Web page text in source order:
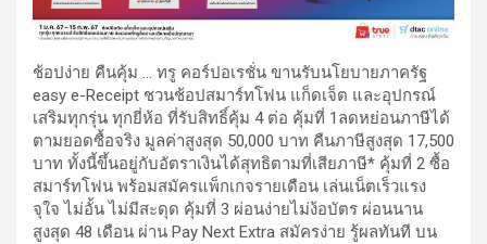
ช้อปง่าย คืนคุ้ม … ทรู คอร์ปอเรชั่น ขานรับนโยบายภาครัฐ
easy e-Receipt ชวนช้อปสมาร์ทโฟน แก็ดเจ็ต และอุปกรณ์
เสริมทุกรุ่น ทุกยี่ห้อ ที่รับสิทธิ์คุ้ม 4 ต่อ คุ้มที่ 1ลดหย่อนภาษีได้
ตามยอดซื้อจริง มูลค่าสูงสุด 50,000 บาท คืนภาษีสูงสุด 17,500
บาท ทั้งนี้ขึ้นอยู่กับอัตราเงินได้สุทธิตามที่เสียภาษี* คุ้มที่ 2 ซื้อ
สมาร์ทโฟน พร้อมสมัครแพ็กเกจรายเดือน เล่นเน็ตเร็วแรง
จุใจ ไม่อั้น ไม่มีสะดุด คุ้มที่ 3 ผ่อนง่ายไม่ง้อบัตร ผ่อนนาน
สูงสุด 48 เดือน ผ่าน Pay Next Extra สมัครง่าย รู้ผลทันที บน